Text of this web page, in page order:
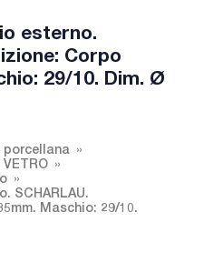
esterno.
Corpo
29/10. Dim. Ø
porcellana
VETRO
SCHARLAU.
Maschio: 29/10.